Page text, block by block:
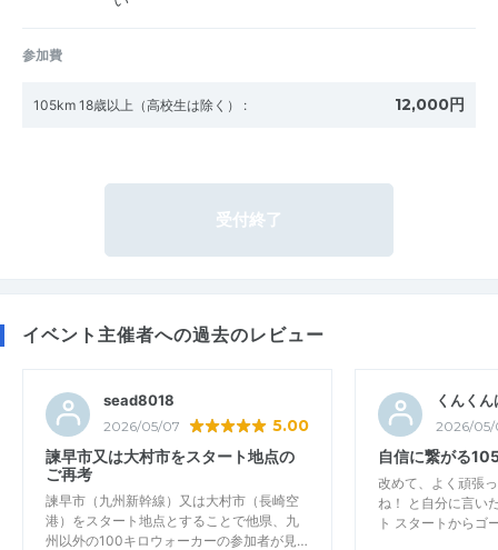
参加費
105km 18歳以上（高校生は除く） : 12,000円
受付終了
イベント主催者への過去のレビュー
sead8018
2026/05/07 5.00
諫早市又は大村市をスタート地点の
ご再考
諫早市（九州新幹線）又は大村市（長崎空
港）をスタート地点とすることで他県、九
州以外の100キロウォーカーの参加者が見…
くんく
2026/
自信に繋がる
改めて、よく頑張
ね！ と自分に言い
ト スタートからゴ